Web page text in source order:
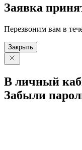
Заявка
Перезвоним вам в
Закрыть
В личный
Забыли